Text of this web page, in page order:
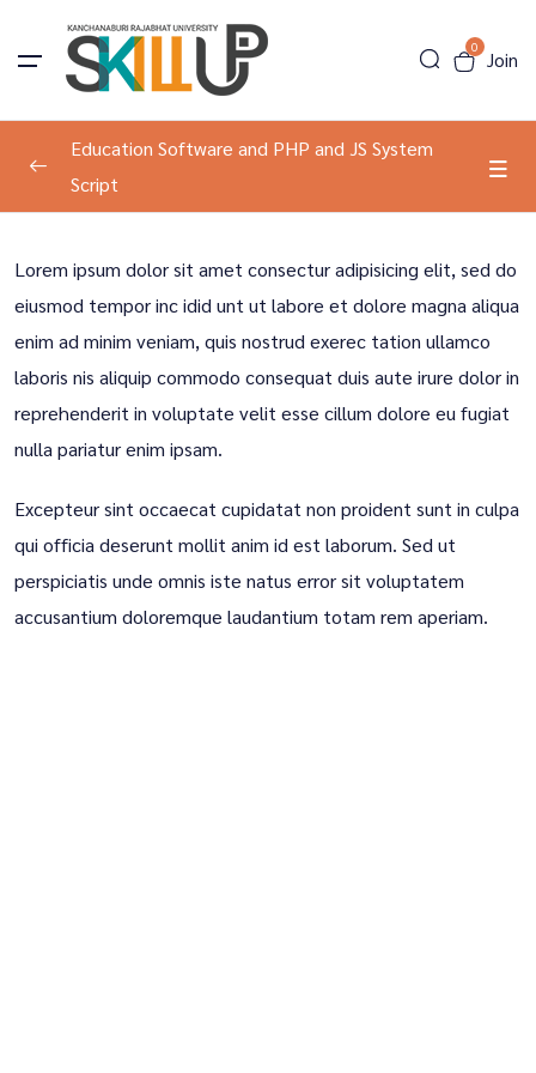
0
Join
Program Information
Tools Introduction 00:00
Education Software and PHP and JS System
Script
Lorem ipsum dolor sit amet consectur adipisicing elit, sed do
eiusmod tempor inc idid unt ut labore et dolore magna aliqua
enim ad minim veniam, quis nostrud exerec tation ullamco
laboris nis aliquip commodo consequat duis aute irure dolor in
reprehenderit in voluptate velit esse cillum dolore eu fugiat
nulla pariatur enim ipsam.
Excepteur sint occaecat cupidatat non proident sunt in culpa
qui officia deserunt mollit anim id est laborum. Sed ut
perspiciatis unde omnis iste natus error sit voluptatem
accusantium doloremque laudantium totam rem aperiam.